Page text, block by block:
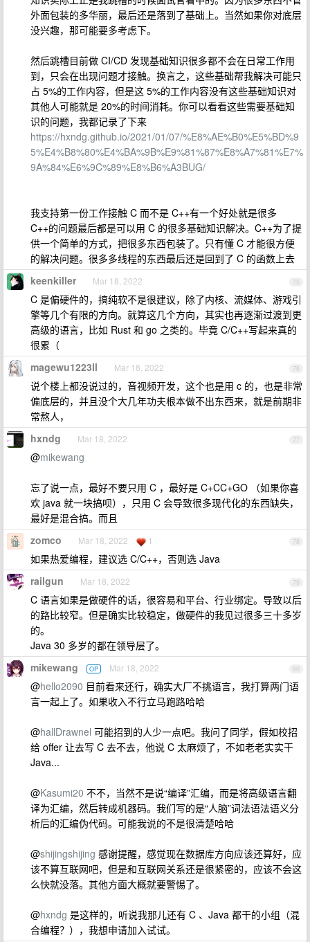
外面包装的多华丽，最后还是落到了基础上。当然如果你对底层
没兴趣，那可能要多考虑下。
然后跳槽目前做 CI/CD 发现基础知识很多都不会在日常工作用
到，只会在出现问题才接触。换言之，这些基础帮我解决可能只
占 5%的工作内容，但是这 5%的工作内容没有这些基础知识对
其他人可能就是 20%的时间消耗。你可以看看这些需要基础知
识的问题，我都记录了下来
https://hxndg.github.io/2021/01/07/%E8%AE%B0%E5%BD%9
5%E4%B8%80%E4%BA%9B%E9%81%87%E8%A7%81%E7%
9A%84%E6%9C%89%E8%B6%A3BUG/
我支持第一份工作接触 C 而不是 C++有一个好处就是很多
C++的问题最后都是可以用 C 的很多基础知识解决。C++为了提
供一个简单的方式，把很多东西包装了。只有懂 C 才能很方便
的解决问题。很多多线程的东西最后还是回到了 C 的函数上去
75
keenkiller Mar 18, 2022
C 是偏硬件的，搞纯软不是很建议，除了内核、流媒体、游戏引
擎等几个有限的方向。就算这几个方向，其实也再逐渐过渡到更
高级的语言，比如 Rust 和 go 之类的。毕竟 C/C++写起来真的
很累（
76
magewu1223ll Mar 18, 2022
说个楼上都没说过的，音视频开发，这个也是用 c 的，也是非常
偏底层的，并且没个大几年功夫根本做不出东西来，就是前期非
常熬人，
77
hxndg Mar 18, 2022
@mikewang
忘了说一点，最好不要只用 C ，最好是 C+CC+GO （如果你喜
欢 java 就一块搞呗），只用 C 会导致很多现代化的东西缺失，
最好是混合搞。而且
78
zomco Mar 18, 2022 1
如果热爱编程，建议选 C/C++，否则选 Java
79
railgun Mar 18, 2022
C 语言如果是做硬件的话，很容易和平台、行业绑定。导致以后
的路比较窄。但是确实比较稳定，做硬件的我见过很多三十多岁
的。
Java 30 多岁的都在领导层了。
80
mikewang OP Mar 18, 2022
@hello2090 目前看来还行，确实大厂不挑语言，我打算两门语
言一起上了。如果收入不行立马跑路哈哈
@hallDrawnel 可能招到的人少一点吧。我问了同学，假如校招
给 offer 让去写 C 去不去，他说 C 太麻烦了，不如老老实实干
Java...
@Kasumi20 不不，当然不是说“编译”汇编，而是将高级语言翻
译为汇编，然后转成机器码。我们写的是“人脑”词法语法语义分
析后的汇编伪代码。可能我说的不是很清楚哈哈
@shijingshijing 感谢提醒，感觉现在数据库方向应该还算好，应
该不算互联网吧，但是和互联网关系还是很紧密的，应该不会这
么快就没落。其他方面大概就要警惕了。
@hxndg 是这样的，听说我那儿还有 C 、Java 都干的小组（混
合编程？），我想申请加入试试。